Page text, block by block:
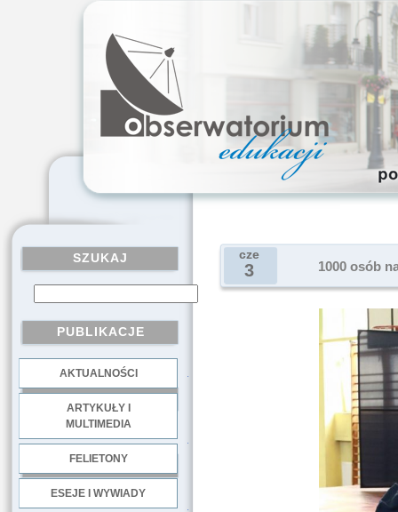
SZUKAJ
PUBLIKACJE
AKTUALNOŚCI
ARTYKUŁY I
MULTIMEDIA
FELIETONY
ESEJE I WYWIADY
cze
3 1000 osób